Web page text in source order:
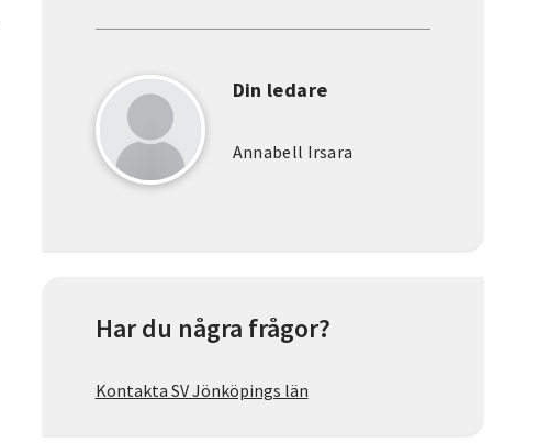
Din ledare
Annabell Irsara
Har du några frågor?
Kontakta SV Jönköpings län